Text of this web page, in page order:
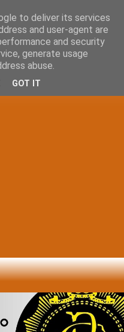
to deliver its services
and user-agent are
and security
generate usage
abuse.
GOT IT